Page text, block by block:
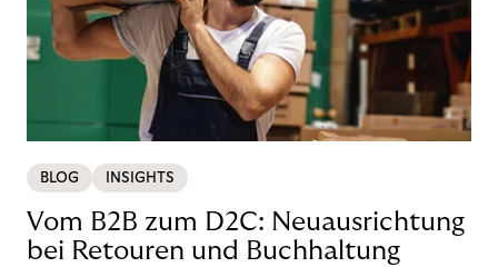
BLOG INSIGHTS
Vom B2B zum D2C: Neuausrichtung
bei Retouren und Buchhaltung